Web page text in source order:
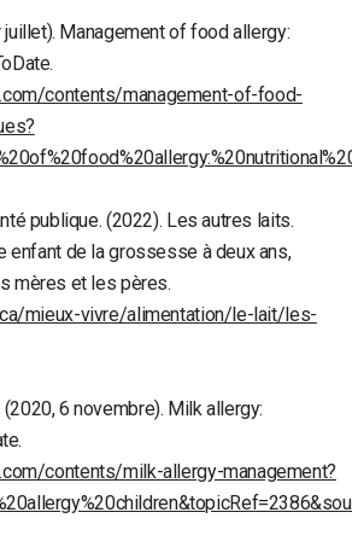
juillet). Management of food allergy:
contents/management-of-food-
publique. (2022). Les autres laits.
enfant de la grossesse à deux ans,
mères et les pères.
mieux-vivre/alimentation/le-lait/les-
6 novembre). Milk allergy:
contents/milk-allergy-management?